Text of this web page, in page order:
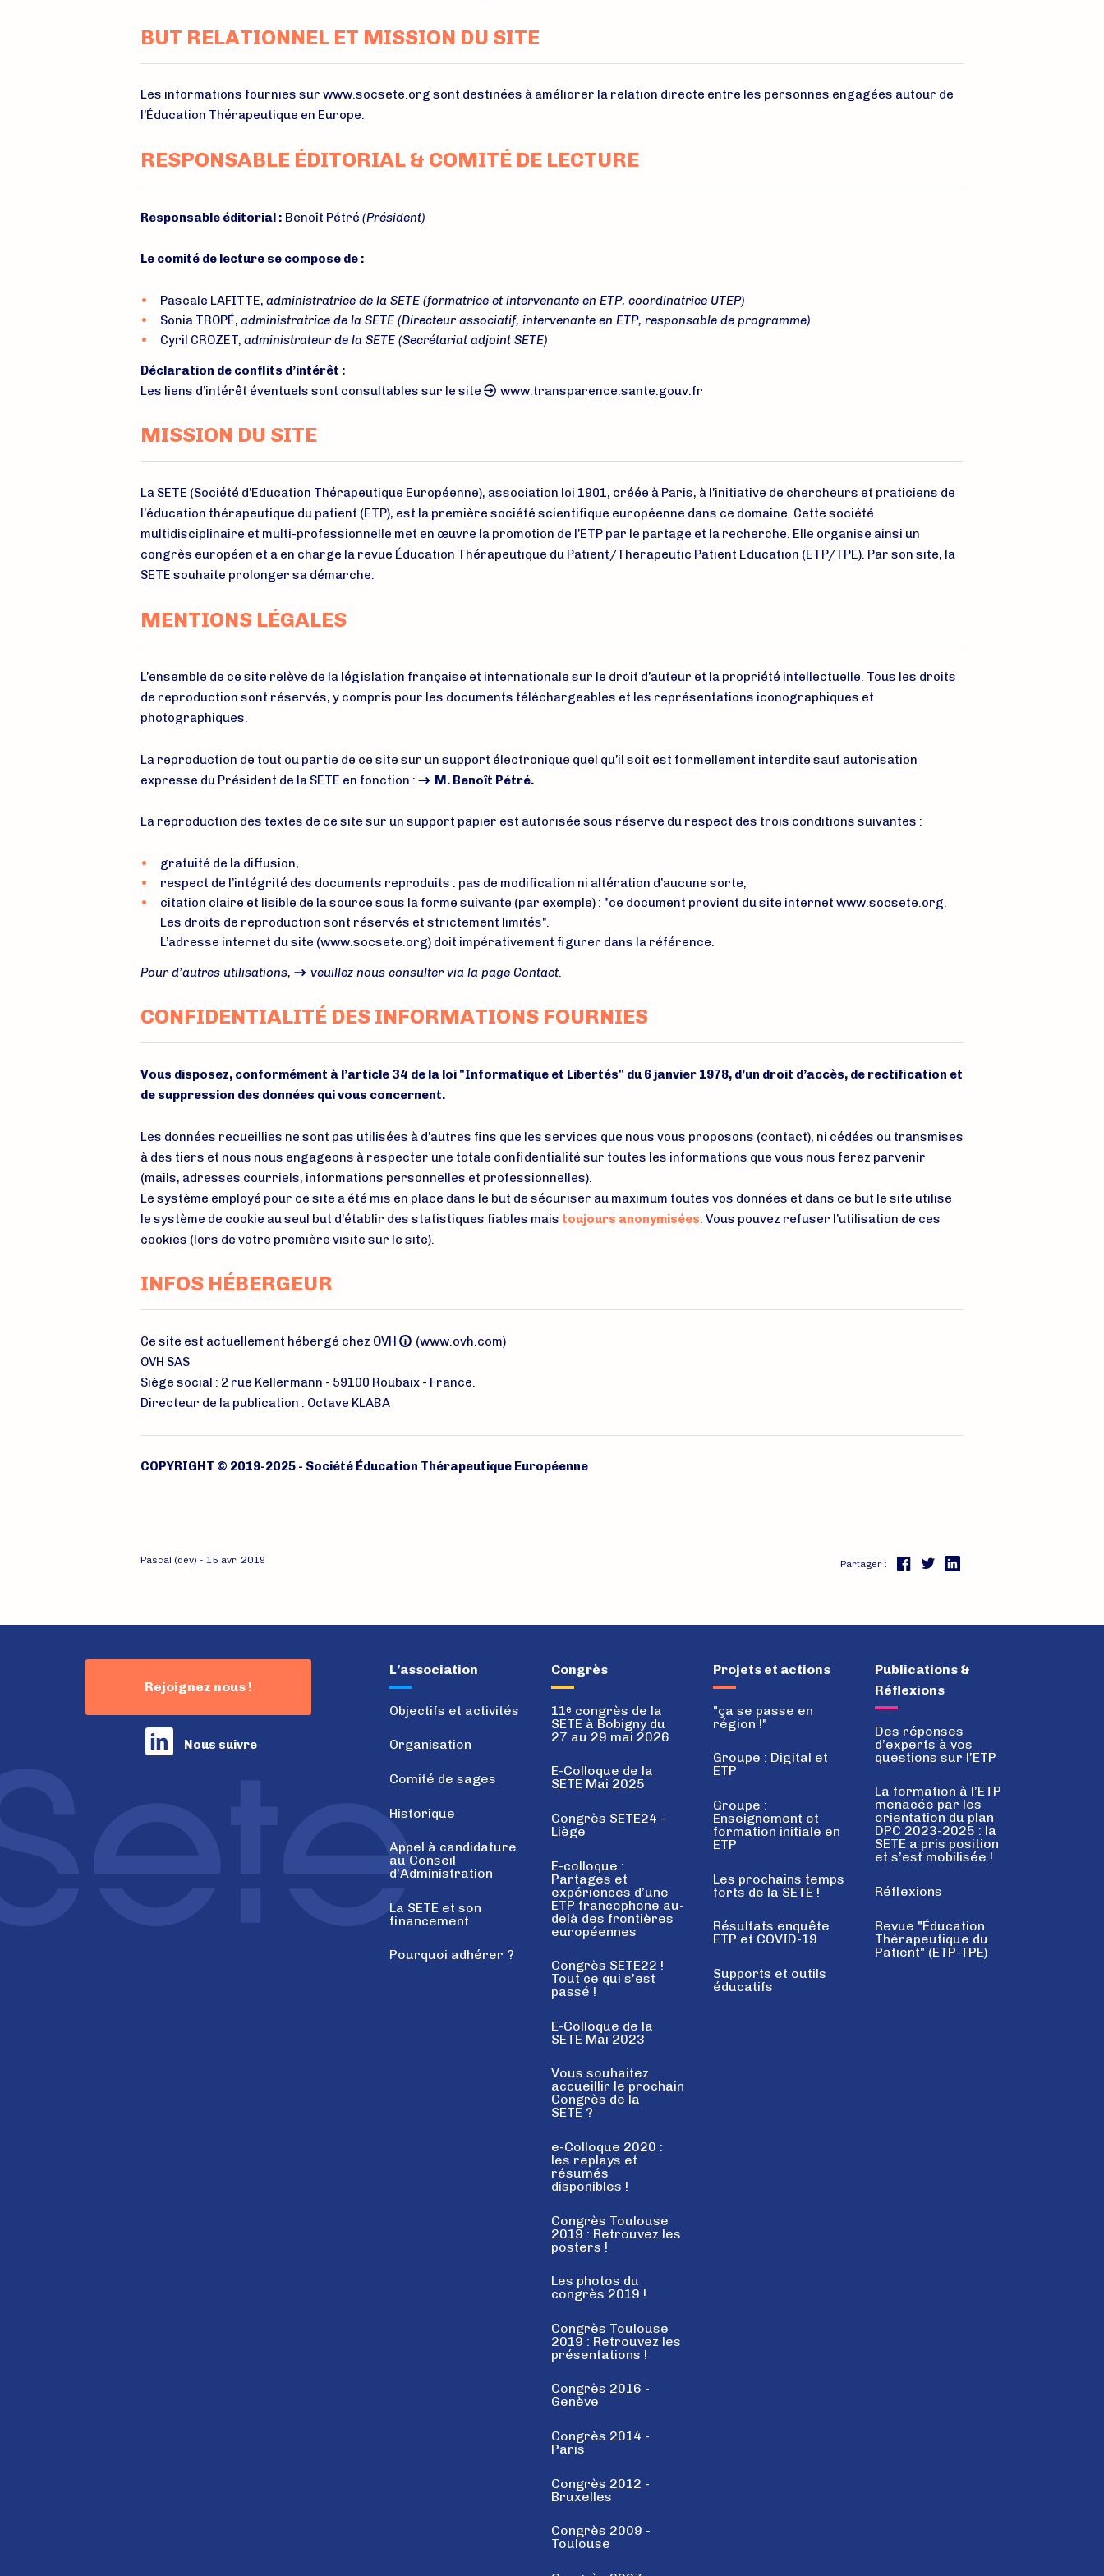
BUT RELATIONNEL ET MISSION DU SITE
Les informations fournies sur www.socsete.org sont destinées à améliorer la relation directe entre les personnes engagées autour de
l’Éducation Thérapeutique en Europe.
RESPONSABLE ÉDITORIAL & COMITÉ DE LECTURE
Responsable éditorial : Benoît Pétré (Président)
Le comité de lecture se compose de :
Pascale LAFITTE, administratrice de la SETE (formatrice et intervenante en ETP, coordinatrice UTEP)
Sonia TROPÉ, administratrice de la SETE (Directeur associatif, intervenante en ETP, responsable de programme)
Cyril CROZET, administrateur de la SETE (Secrétariat adjoint SETE)
Déclaration de conflits d’intérêt :
Les liens d’intérêt éventuels sont consultables sur le site
www.transparence.sante.gouv.fr
MISSION DU SITE
La SETE (Société d’Education Thérapeutique Européenne), association loi 1901, créée à Paris, à l’initiative de chercheurs et praticiens de
l’éducation thérapeutique du patient (ETP), est la première société scientifique européenne dans ce domaine. Cette société
multidisciplinaire et multi-professionnelle met en œuvre la promotion de l’ETP par le partage et la recherche. Elle organise ainsi un
congrès européen et a en charge la revue Éducation Thérapeutique du Patient/Therapeutic Patient Education (ETP/TPE). Par son site, la
SETE souhaite prolonger sa démarche.
MENTIONS LÉGALES
L’ensemble de ce site relève de la législation française et internationale sur le droit d’auteur et la propriété intellectuelle. Tous les droits
de reproduction sont réservés, y compris pour les documents téléchargeables et les représentations iconographiques et
photographiques.
La reproduction de tout ou partie de ce site sur un support électronique quel qu’il soit est formellement interdite sauf autorisation
expresse du Président de la SETE en fonction :
M. Benoît Pétré.
La reproduction des textes de ce site sur un support papier est autorisée sous réserve du respect des trois conditions suivantes :
gratuité de la diffusion,
respect de l’intégrité des documents reproduits : pas de modification ni altération d’aucune sorte,
citation claire et lisible de la source sous la forme suivante (par exemple) : "ce document provient du site internet www.socsete.org.
Les droits de reproduction sont réservés et strictement limités".
L’adresse internet du site (www.socsete.org) doit impérativement figurer dans la référence.
Pour d’autres utilisations, veuillez nous consulter via la page Contact.
CONFIDENTIALITÉ DES INFORMATIONS FOURNIES
Vous disposez, conformément à l’article 34 de la loi "Informatique et Libertés" du 6 janvier 1978, d’un droit d’accès, de rectification et
de suppression des données qui vous concernent.
Les données recueillies ne sont pas utilisées à d’autres fins que les services que nous vous proposons (contact), ni cédées ou transmises
à des tiers et nous nous engageons à respecter une totale confidentialité sur toutes les informations que vous nous ferez parvenir
(mails, adresses courriels, informations personnelles et professionnelles).
Le système employé pour ce site a été mis en place dans le but de sécuriser au maximum toutes vos données et dans ce but le site utilise
le système de cookie au seul but d’établir des statistiques fiables mais toujours anonymisées. Vous pouvez refuser l’utilisation de ces
cookies (lors de votre première visite sur le site).
INFOS HÉBERGEUR
Ce site est actuellement hébergé chez OVH
(www.ovh.com)
OVH SAS
Siège social : 2 rue Kellermann - 59100 Roubaix - France.
Directeur de la publication : Octave KLABA
COPYRIGHT © 2019-2025 - Société Éducation Thérapeutique Européenne
Pascal (dev) - 15 avr. 2019 Partager :
Rejoignez nous !
Nous suivre
L’association
Objectifs et activités
Organisation
Comité de sages
Historique
Appel à candidature
au Conseil
d’Administration
La SETE et son
financement
Pourquoi adhérer ?
Congrès
11e congrès de la
SETE à Bobigny du
27 au 29 mai 2026
E-Colloque de la
SETE Mai 2025
Congrès SETE24 -
Liège
E-colloque :
Partages et
expériences d’une
ETP francophone au-
delà des frontières
européennes
Congrès SETE22 !
Tout ce qui s’est
passé !
E-Colloque de la
SETE Mai 2023
Vous souhaitez
accueillir le prochain
Congrès de la
SETE ?
e-Colloque 2020 :
les replays et
résumés
disponibles !
Congrès Toulouse
2019 : Retrouvez les
posters !
Les photos du
congrès 2019 !
Congrès Toulouse
2019 : Retrouvez les
présentations !
Congrès 2016 -
Genève
Congrès 2014 -
Paris
Congrès 2012 -
Bruxelles
Congrès 2009 -
Toulouse
Projets et actions
"ça se passe en
région !"
Groupe : Digital et
ETP
Groupe :
Enseignement et
formation initiale en
ETP
Les prochains temps
forts de la SETE !
Résultats enquête
ETP et COVID-19
Supports et outils
éducatifs
Publications &
Réflexions
Des réponses
d’experts à vos
questions sur l’ETP
La formation à l’ETP
menacée par les
orientation du plan
DPC 2023-2025 : la
SETE a pris position
et s’est mobilisée !
Réflexions
Revue "Éducation
Thérapeutique du
Patient" (ETP-TPE)